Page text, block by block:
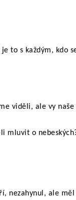
to s každým, kdo
viděli, ale vy naše
mluvit o
nezahynul, ale měl